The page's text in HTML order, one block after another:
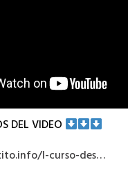
DEL VIDEO
l-curso-des…